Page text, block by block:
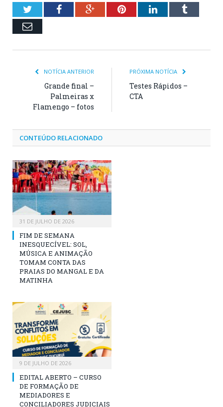
TwitterFacebookGoogle+PinterestLinkedInTumblr
Email
NOTÍCIA ANTERIOR
Grande final –
Palmeiras x
Flamengo – fotos
PRÓXIMA NOTÍCIA
Testes Rápidos –
CTA
CONTEÚDO RELACIONADO
31 DE JULHO DE 2026
FIM DE SEMANA
INESQUECÍVEL: SOL,
MÚSICA E ANIMAÇÃO
TOMAM CONTA DAS
PRAIAS DO MANGAL E DA
MATINHA
9 DE JULHO DE 2026
EDITAL ABERTO – CURSO
DE FORMAÇÃO DE
MEDIADORES E
CONCILIADORES JUDICIAIS